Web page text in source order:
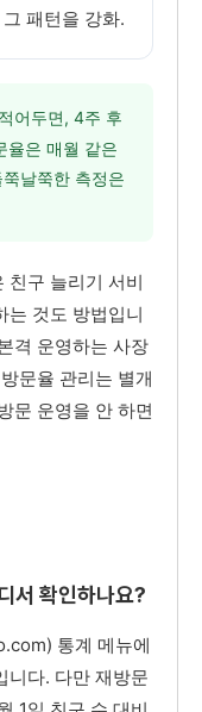
패턴을 강화.
어두면, 4주 후
율은 매월 같은
날쭉한 측정은
친구 늘리기 서비
는 것도 방법입니
격 운영하는 사장
문율 관리는 별개
문 운영을 안 하면
서 확인하나요?
통계 메뉴에
니다. 다만 재방문